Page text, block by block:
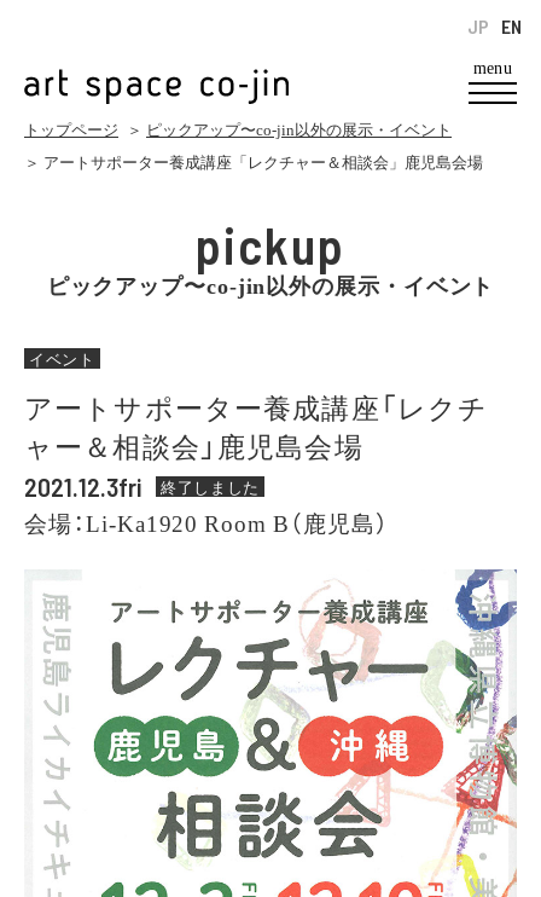
menu
EN
JP
トップページ ＞ ピックアップ〜co-jin以外の展示・イベント
＞ アートサポーター養成講座「レクチャー＆相談会」鹿児島会場
pickup
ピックアップ〜co-jin以外の展示・イベント
イベント
アートサポーター養成講座「レクチ
ャー＆相談会」鹿児島会場
2021.12.3fri 終了しました
会場：Li-Ka1920 Room B（鹿児島）